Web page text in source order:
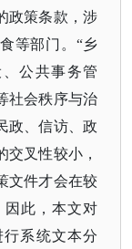
政策条款，涉
等部门。“乡
公共事务管
社会秩序与治
政、信访、政
叉性较小，
文件才会在较
因此，本文对
行系统文本分